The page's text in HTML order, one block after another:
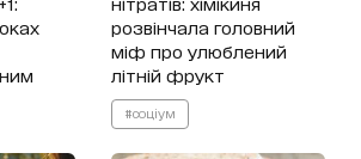
розвінчала головний
міф про улюблений
літній фрукт
#соціум